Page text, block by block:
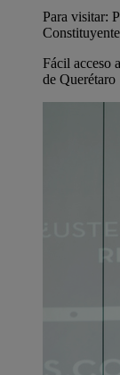
Para visitar:
Fácil acceso
de Querétaro